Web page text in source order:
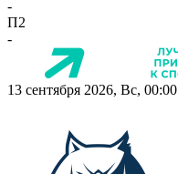
-
П2
-
13 сентября 2026, Вс, 00:00